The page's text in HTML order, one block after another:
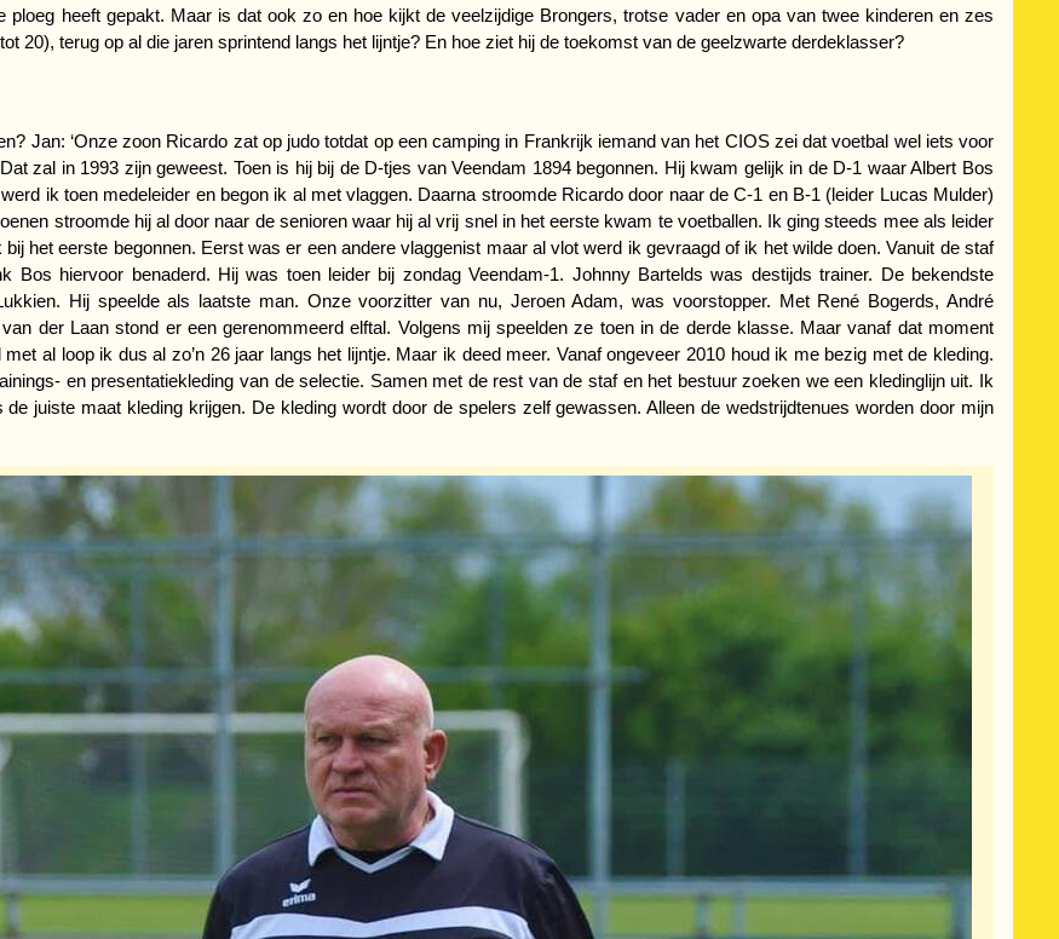
ploeg heeft gepakt. Maar is dat ook zo en hoe kijkt de veelzijdige Brongers, trotse vader en opa van twee kinderen en zes
20), terug op al die jaren sprintend langs het lijntje? En hoe ziet hij de toekomst van de geelzwarte derdeklasser?
Jan: ‘Onze zoon Ricardo zat op judo totdat op een camping in Frankrijk iemand van het CIOS zei dat voetbal wel iets voor
zal in 1993 zijn geweest. Toen is hij bij de D-tjes van Veendam 1894 begonnen. Hij kwam gelijk in de D-1 waar Albert Bos
ik toen medeleider en begon ik al met vlaggen. Daarna stroomde Ricardo door naar de C-1 en B-1 (leider Lucas Mulder)
stroomde hij al door naar de senioren waar hij al vrij snel in het eerste kwam te voetballen. Ik ging steeds mee als leider
het eerste begonnen. Eerst was er een andere vlaggenist maar al vlot werd ik gevraagd of ik het wilde doen. Vanuit de staf
Bos hiervoor benaderd. Hij was toen leider bij zondag Veendam-1. Johnny Bartelds was destijds trainer. De bekendste
Hij speelde als laatste man. Onze voorzitter van nu, Jeroen Adam, was voorstopper. Met René Bogerds, André
der Laan stond er een gerenommeerd elftal. Volgens mij speelden ze toen in de derde klasse. Maar vanaf dat moment
al loop ik dus al zo’n 26 jaar langs het lijntje. Maar ik deed meer. Vanaf ongeveer 2010 houd ik me bezig met de kleding.
en presentatiekleding van de selectie. Samen met de rest van de staf en het bestuur zoeken we een kledinglijn uit. Ik
juiste maat kleding krijgen. De kleding wordt door de spelers zelf gewassen. Alleen de wedstrijdtenues worden door mijn